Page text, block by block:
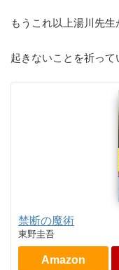
もうこれ以上湯川先
起きないことを祈って
禁断の魔術
東野圭吾
Amazon